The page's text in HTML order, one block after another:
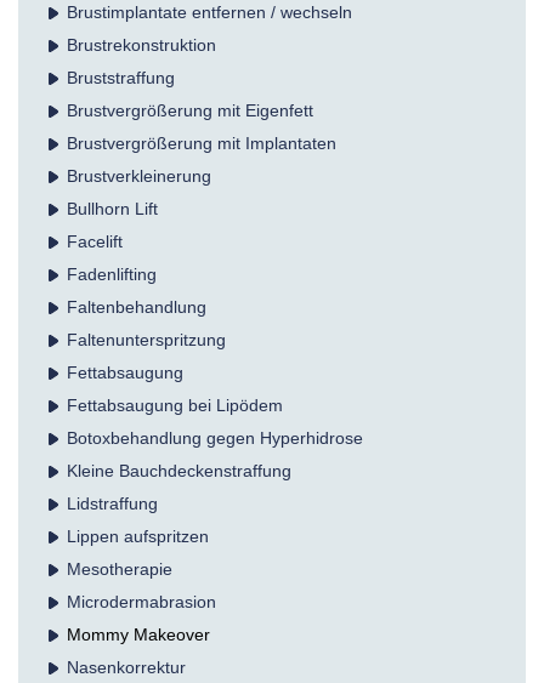
Brustimplantate entfernen / wechseln
Brustrekonstruktion
Bruststraffung
Brustvergrößerung mit Eigenfett
Brustvergrößerung mit Implantaten
Brustverkleinerung
Bullhorn Lift
Facelift
Fadenlifting
Falten­behandlung
Faltenunterspritzung
Fettabsaugung
Fettabsaugung bei Lipödem
Botoxbehandlung gegen Hyperhidrose
Kleine Bauchdeckenstraffung
Lidstraffung
Lippen aufspritzen
Mesotherapie
Microdermabrasion
Mommy Makeover
Nasenkorrektur